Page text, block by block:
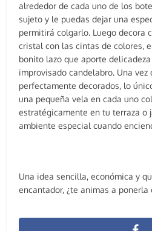
alrededor de cada uno de los
sujeto y le puedas dejar una
permitirá colgarlo. Luego decora
cristal con las cintas de colores,
bonito lazo que aporte
improvisado candelabro. Una
perfectamente decorados, lo
una pequeña vela en cada uno
estratégicamente en tu terraza o
ambiente especial cuando
Una idea sencilla, económica y
encantador, ¿te animas a ponerla